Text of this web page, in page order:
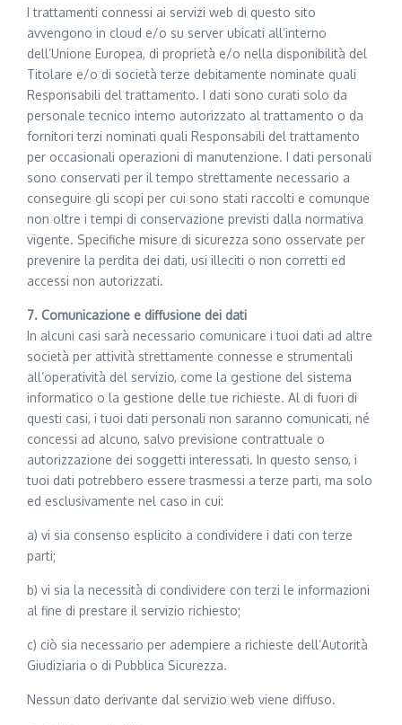
I trattamenti connessi ai servizi web di questo sito
avvengono in cloud e/o su server ubicati all’interno
dell’Unione Europea, di proprietà e/o nella disponibilità del
Titolare e/o di società terze debitamente nominate quali
Responsabili del trattamento. I dati sono curati solo da
personale tecnico interno autorizzato al trattamento o da
fornitori terzi nominati quali Responsabili del trattamento
per occasionali operazioni di manutenzione. I dati personali
sono conservati per il tempo strettamente necessario a
conseguire gli scopi per cui sono stati raccolti e comunque
non oltre i tempi di conservazione previsti dalla normativa
vigente. Specifiche misure di sicurezza sono osservate per
prevenire la perdita dei dati, usi illeciti o non corretti ed
accessi non autorizzati.
7. Comunicazione e diffusione dei dati
In alcuni casi sarà necessario comunicare i tuoi dati ad altre
società per attività strettamente connesse e strumentali
all’operatività del servizio, come la gestione del sistema
informatico o la gestione delle tue richieste. Al di fuori di
questi casi, i tuoi dati personali non saranno comunicati, né
concessi ad alcuno, salvo previsione contrattuale o
autorizzazione dei soggetti interessati. In questo senso, i
tuoi dati potrebbero essere trasmessi a terze parti, ma solo
ed esclusivamente nel caso in cui:
a) vi sia consenso esplicito a condividere i dati con terze
parti;
b) vi sia la necessità di condividere con terzi le informazioni
al fine di prestare il servizio richiesto;
c) ciò sia necessario per adempiere a richieste dell’Autorità
Giudiziaria o di Pubblica Sicurezza.
Nessun dato derivante dal servizio web viene diffuso.